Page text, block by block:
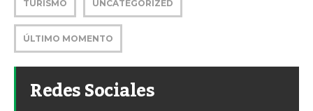
TURISMO UNCATEGORIZED
ÚLTIMO MOMENTO
Redes Sociales